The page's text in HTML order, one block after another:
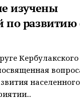
изучены
по развитию